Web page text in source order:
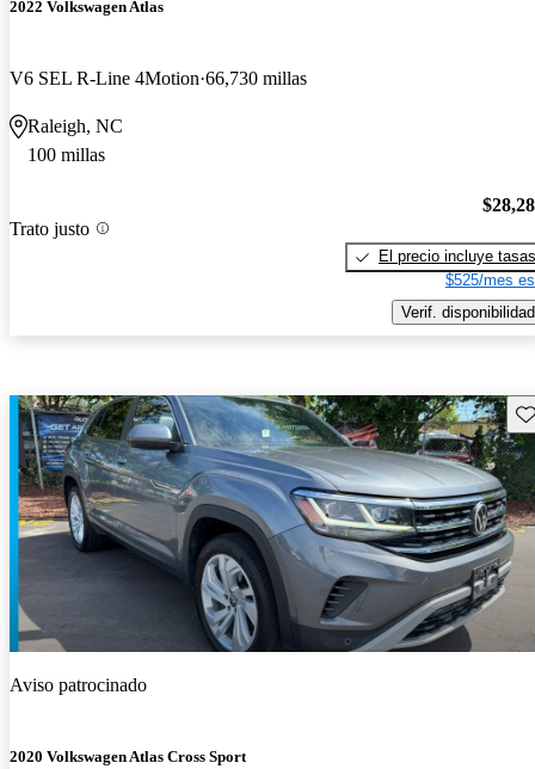
2022 Volkswagen Atlas
V6 SEL R-Line 4Motion 66,730 millas
Raleigh, NC
100 millas
Trato justo
El precio incluye tasas
$525/mes
Verif. disponibilidad
Aviso patrocinado
2020 Volkswagen Atlas Cross Sport